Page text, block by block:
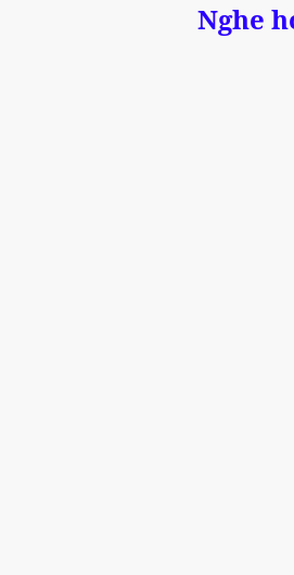
Nghe